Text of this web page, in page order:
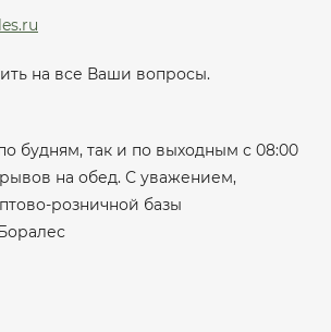
на все Ваши вопросы.
будням, так и по выходным с 08:00
на обед. С уважением,
розничной базы